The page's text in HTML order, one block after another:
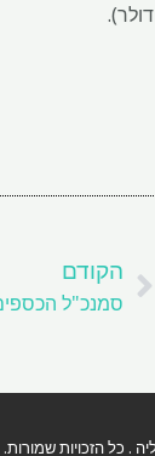
דולר).
קודם
הקודם